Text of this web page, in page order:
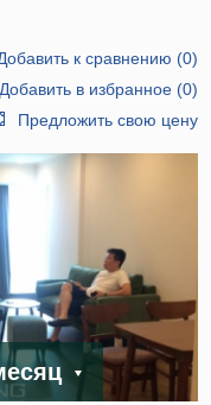
к сравнению (0)
Добавить в избранное(0)
Предложить свою цену